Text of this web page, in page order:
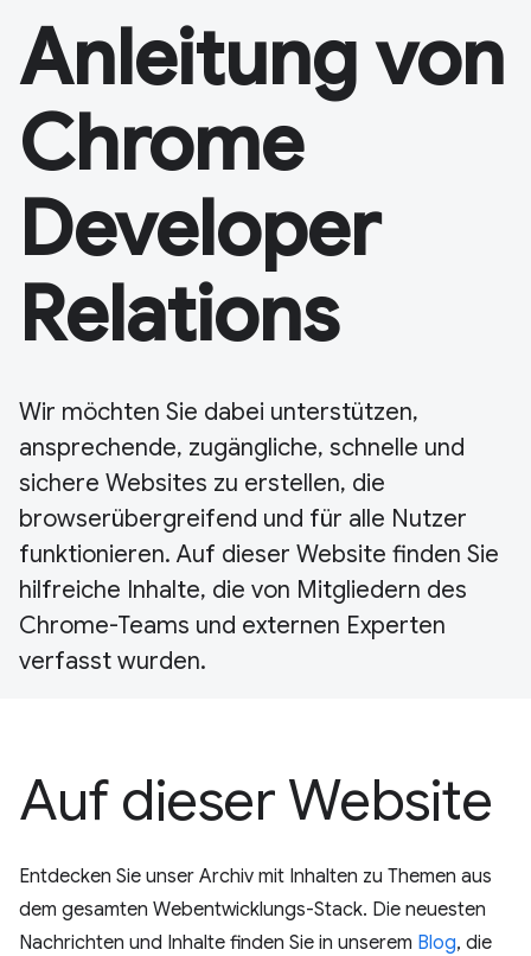
Anleitung von
Chrome
Developer
Relations
Wir möchten Sie dabei unterstützen,
ansprechende, zugängliche, schnelle und
sichere Websites zu erstellen, die
browserübergreifend und für alle Nutzer
funktionieren. Auf dieser Website finden Sie
hilfreiche Inhalte, die von Mitgliedern des
Chrome-Teams und externen Experten
verfasst wurden.
Auf dieser Website
Entdecken Sie unser Archiv mit Inhalten zu Themen aus
dem gesamten Webentwicklungs-Stack. Die neuesten
Nachrichten und Inhalte finden Sie in unserem Blog, die